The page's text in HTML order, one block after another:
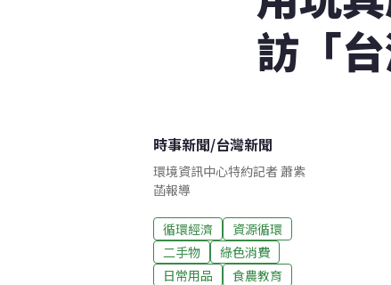
訪「
時事新聞/台灣新聞
環境資訊中心特約記者 蕭紫
菡報導
循環經濟
資源循環
二手物
綠色消費
日常用品
食農教育